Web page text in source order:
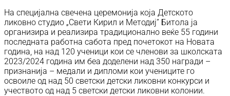
На специјална свечена церемонија која Детското
ликовно студио „Свети Кирил и Методиј” Битола ја
организира и реализира традиционално веќе 55 години
последната работна сабота пред почетокот на Новата
година, на над 120 ученици кои се членови за школската
2023/2024 година им беа доделени над 350 награди –
признанија – медали и дипломи кои учениците го
освоиле од над 50 светски детски ликовни конкурси и
учеството од над 5 светски детски ликовни колонии.